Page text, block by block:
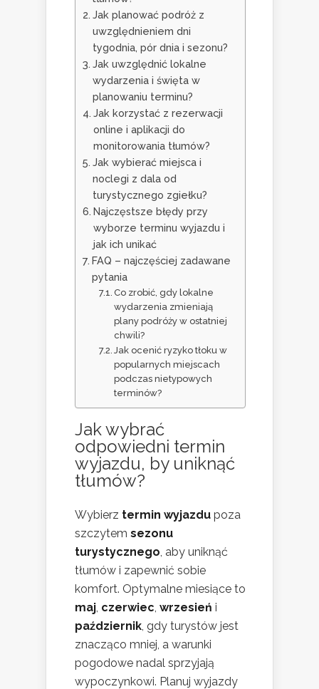
Jak planować podróż z
uwzględnieniem dni
tygodnia, pór dnia i sezonu?
Jak uwzględnić lokalne
wydarzenia i święta w
planowaniu terminu?
Jak korzystać z rezerwacji
online i aplikacji do
monitorowania tłumów?
Jak wybierać miejsca i
noclegi z dala od
turystycznego zgiełku?
Najczęstsze błędy przy
wyborze terminu wyjazdu i
jak ich unikać
FAQ – najczęściej zadawane
pytania
Co zrobić, gdy lokalne
wydarzenia zmieniają
plany podróży w ostatniej
chwili?
Jak ocenić ryzyko tłoku w
popularnych miejscach
podczas nietypowych
terminów?
Jak wybrać
odpowiedni termin
wyjazdu, by uniknąć
tłumów?
Wybierz termin wyjazdu poza
szczytem sezonu
turystycznego , aby uniknąć
tłumów i zapewnić sobie
komfort. Optymalne miesiące to
maj czerwiec wrzesień i
październik , gdy turystów jest
znacząco mniej, a warunki
pogodowe nadal sprzyjają
wypoczynkowi. Planuj wyjazdy